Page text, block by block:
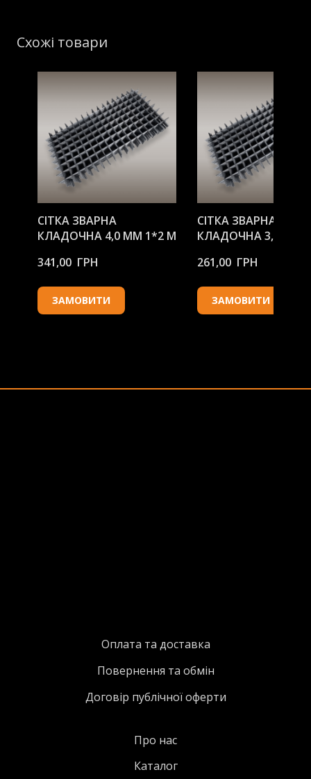
Схожі товари
СІТКА ЗВАРНА
КЛАДОЧНА 4,0 ММ 1*2 М
341,00  ГРН
ЗАМОВИТИ
СІТКА ЗВАРНА
КЛАДОЧНА 3,5 ММ
261,00  ГРН
ЗАМОВИТИ
Оплата та доставка
Повернення та обмін
Договір публічної оферти
Про нас
Каталог